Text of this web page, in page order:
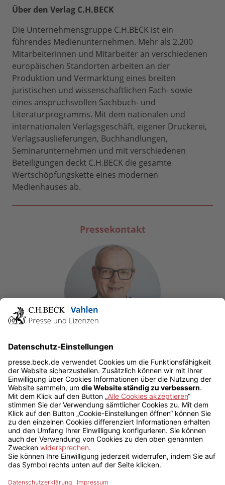
Über den Verlag C.H.BECK
Die Unternehmensgruppe C.H.BECK ist ein
führendes Medienunternehmen. Mehr als 2.200
Mitarbeiterinnen und Mitarbeiter an verschiedenen
europäischen Standorten arbeiten an der
Produktion und Vermarktung eines breiten
juristischen und wissenschaftlichen Fach- sowie
eines anspruchsvollen Sachbuch- und
Literaturprogramms. Mit dem nationalen und
internationalen Verlagsgeschäft, eigener Druckerei,
Verlagsauslieferungen, Buchhandlungen,
Seminarunternehmen und mit verschiedenen
Beteiligungen deckt C.H.BECK die gesamte
Wertschöpfungskette eines modernen
Medienhauses ab.
Pressekontakt
Mathias Bruchmann
Tel:+49 89 381 89 266
Mathias.Bruchmann@beck.de
Leitung Presse und Lizenzen
Allgemeine Themen
Abdrucklizenzen
Redaktionbeck-aktuell - DAS Magazin